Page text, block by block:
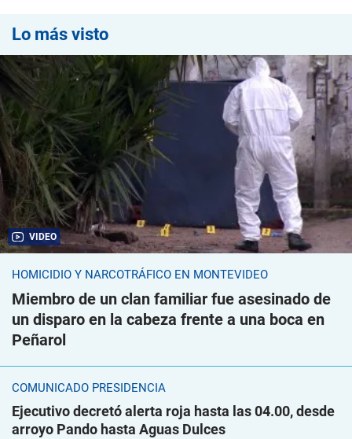
Lo más visto
VIDEO
HOMICIDIO Y NARCOTRÁFICO EN MONTEVIDEO
Miembro de un clan familiar fue asesinado de
un disparo en la cabeza frente a una boca en
Peñarol
COMUNICADO PRESIDENCIA
Ejecutivo decretó alerta roja hasta las 04.00, desde
arroyo Pando hasta Aguas Dulces